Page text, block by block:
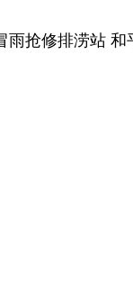
雨抢修排涝站